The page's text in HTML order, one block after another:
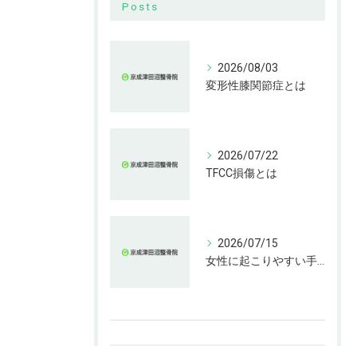
Posts
2026/08/03
変形性膝関節症とは
2026/07/22
TFCC損傷とは
2026/07/15